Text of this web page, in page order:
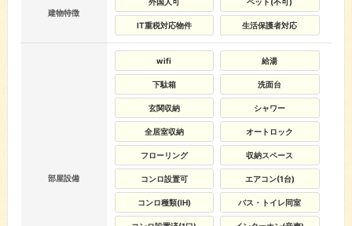
建物特徴
IT重税対応物件 生活保護者対応
部屋設備
wifi 給湯
下駄箱 洗面台
玄関収納 シャワー
全居室収納 オートロック
フローリング 収納スペース
コンロ設置可 エアコン(1台)
コンロ種類(IH) バス・トイレ同室